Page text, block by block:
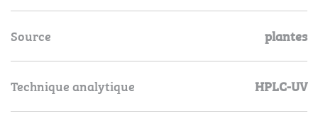
Source plantes
Technique analytique HPLC-UV